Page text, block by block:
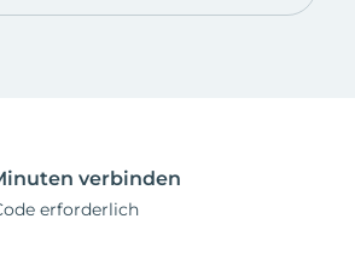
verbinden
erforderlich